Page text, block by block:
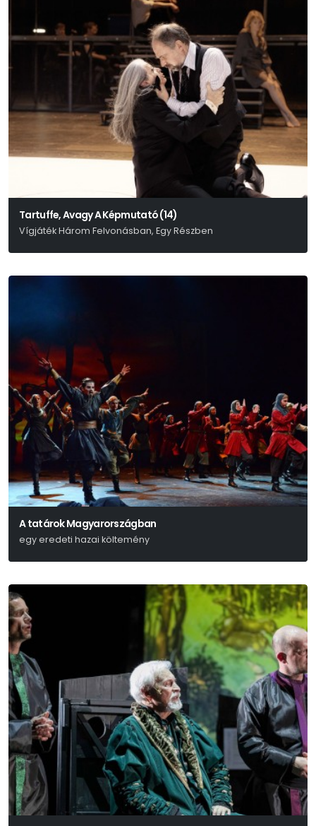
Tartuffe, Avagy A Képmutató (14)
Vígjáték Három Felvonásban, Egy Részben
A tatárok Magyarországban
egy eredeti hazai költemény